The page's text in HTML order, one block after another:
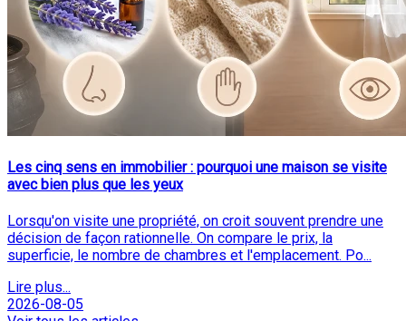
Les cinq sens en immobilier : pourquoi une maison se visite
avec bien plus que les yeux
Lorsqu'on visite une propriété, on croit souvent prendre une
décision de façon rationnelle. On compare le prix, la
superficie, le nombre de chambres et l'emplacement. Po...